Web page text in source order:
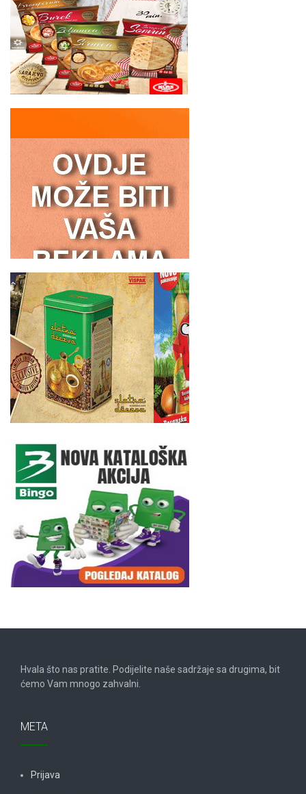
Hvala što nas pratite. Podijelite naše sadržaje sa drugima, bit
ćemo Vam mnogo zahvalni.
META
Prijava